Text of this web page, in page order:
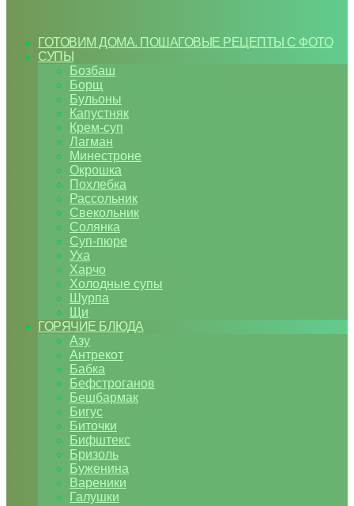
ГОТОВИМ ДОМА. ПОШАГОВЫЕ РЕЦЕПТЫ С ФОТО
СУПЫ
Бозбаш
Борщ
Бульоны
Капустняк
Крем-суп
Лагман
Минестроне
Окрошка
Похлебка
Рассольник
Свекольник
Солянка
Суп-пюре
Уха
Харчо
Холодные супы
Шурпа
Щи
ГОРЯЧИЕ БЛЮДА
Азу
Антрекот
Бабка
Бефстроганов
Бешбармак
Бигус
Биточки
Бифштекс
Бризоль
Буженина
Вареники
Галушки